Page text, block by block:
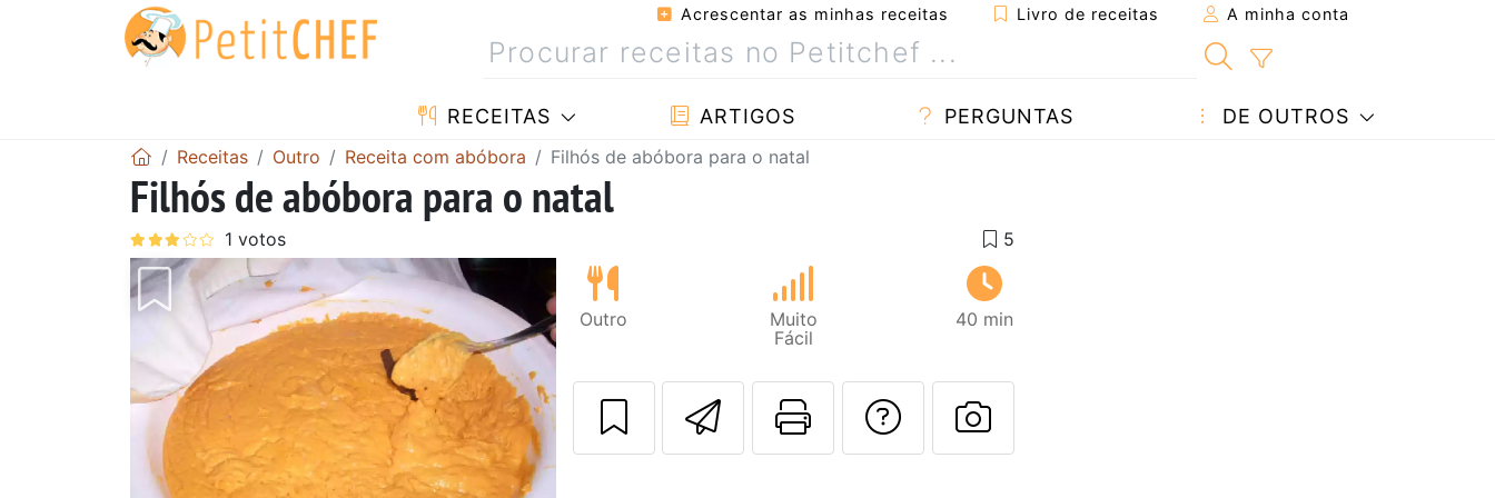
Acrescentar as minhas receitas Livro de receitas A minha conta
RECEITAS ARTIGOS PERGUNTAS DE OUTROS
Receitas Outro Receita com abóbora Filhós de abóbora para o natal
Filhós de abóbora para o natal
Outro
Muito
Fácil
40 min
Enviar esta receita a um amigo
Imprima esta página
Falar com o autor da receita
Fez esta receita? Compartilhe